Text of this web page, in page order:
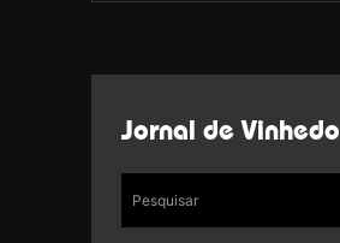
Jornal de Vinhedo
Pesquisar